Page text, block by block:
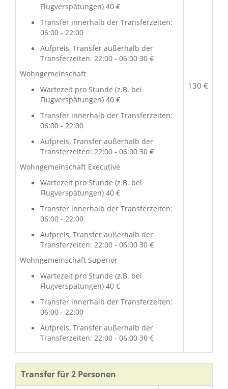
Flugverspätungen) 40 €
Transfer innerhalb der Transferzeiten:
06:00 - 22:00
Aufpreis, Transfer außerhalb der
Transferzeiten: 22:00 - 06:00 30 €
Wohngemeinschaft
Wartezeit pro Stunde (z.B. bei
Flugverspätungen) 40 €
Transfer innerhalb der Transferzeiten:
06:00 - 22:00
Aufpreis, Transfer außerhalb der
Transferzeiten: 22:00 - 06:00 30 €
Wohngemeinschaft Executive
Wartezeit pro Stunde (z.B. bei
Flugverspätungen) 40 €
Transfer innerhalb der Transferzeiten:
06:00 - 22:00
Aufpreis, Transfer außerhalb der
Transferzeiten: 22:00 - 06:00 30 €
Wohngemeinschaft Superior
Wartezeit pro Stunde (z.B. bei
Flugverspätungen) 40 €
Transfer innerhalb der Transferzeiten:
06:00 - 22:00
Aufpreis, Transfer außerhalb der
Transferzeiten: 22:00 - 06:00 30 €
130 €
Transfer für 2 Personen